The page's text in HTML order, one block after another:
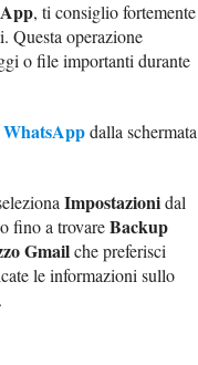
, ti consiglio fortemente
Questa operazione
o file importanti durante
WhatsAppdalla schermata
Impostazionidal
fino a trovareBackup
Gmailche preferisci
le informazioni sullo